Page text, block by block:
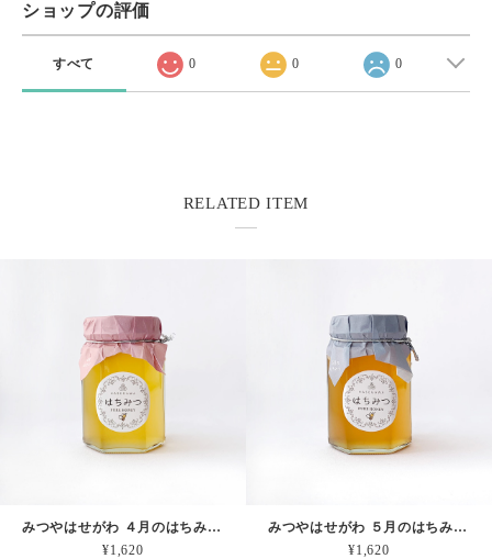
ショップの評価
すべて 0 0 0
RELATED ITEM
みつやはせがわ ４月のはちみつ 【中瓶】170g
¥1,620
みつやはせがわ ５月のはちみつ 【中瓶】170g
¥1,620